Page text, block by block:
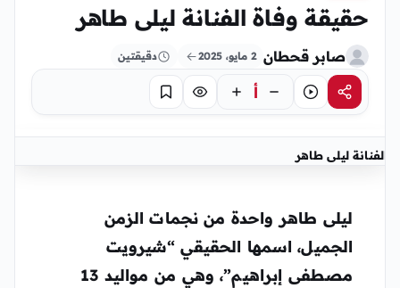
حقيقة وفاة الفنانة ليلى طاهر
صابر قحطان 2 مايو، 2025 دقيقتين
مشاركةاستماع أ تركيز حفظ
الفنانة ليلى طاهر
ليلى طاهر واحدة من نجمات الزمن
الجميل، اسمها الحقيقي “شيرويت
مصطفى إبراهيم”، وهي من مواليد 13